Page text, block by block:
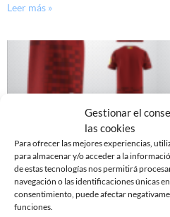
Gestionar el
las cookies
Para ofrecer las mejores experiencias,
para almacenar y/o acceder a la
de estas tecnologías nos permitirá
navegación o las identificaciones únicas
consentimiento, puede afectar
funciones.
Leer más »
ARLEQUINADO! YA